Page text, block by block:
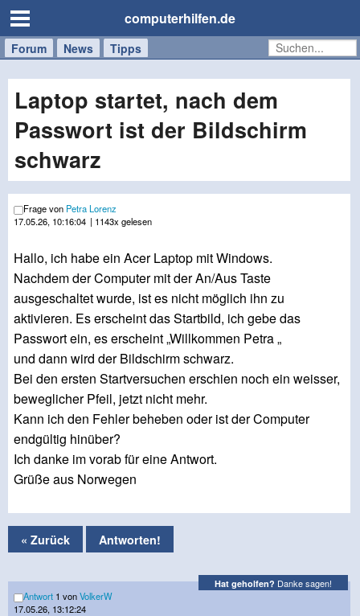
computerhilfen.de
Forum News Tipps
Handy
Tablet
Windows
Mac
Laptop startet, nach dem
Passwort ist der Bildschirm
schwarz
Frage von Petra Lorenz
17.05.26, 10:16:04 | 1143x gelesen
Hallo, ich habe ein Acer Laptop mit Windows.
Nachdem der Computer mit der An/Aus Taste
ausgeschaltet wurde, ist es nicht möglich ihn zu
aktivieren. Es erscheint das Startbild, ich gebe das
Passwort ein, es erscheint „Willkommen Petra „
und dann wird der Bildschirm schwarz.
Bei den ersten Startversuchen erschien noch ein weisser,
beweglicher Pfeil, jetzt nicht mehr.
Kann ich den Fehler beheben oder ist der Computer
endgültig hinüber?
Ich danke im vorab für eine Antwort.
Grüße aus Norwegen
« Zurück Antworten!
Hat geholfen? Danke sagen!
Antwort 1 vonVolkerW
17.05.26, 13:12:24